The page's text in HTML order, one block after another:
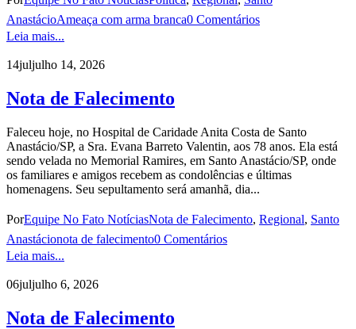
AnastácioAmeaça com arma branca0 Comentários
Leia mais...
14juljulho 14, 2026
Nota de Falecimento
Faleceu hoje, no Hospital de Caridade Anita Costa de Santo
Anastácio/SP, a Sra. Evana Barreto Valentin, aos 78 anos. Ela está
sendo velada no Memorial Ramires, em Santo Anastácio/SP, onde
os familiares e amigos recebem as condolências e últimas
homenagens. Seu sepultamento será amanhã, dia...
PorEquipe No Fato NotíciasNota de Falecimento, Regional, Santo
Anastácionota de falecimento0 Comentários
Leia mais...
06juljulho 6, 2026
Nota de Falecimento